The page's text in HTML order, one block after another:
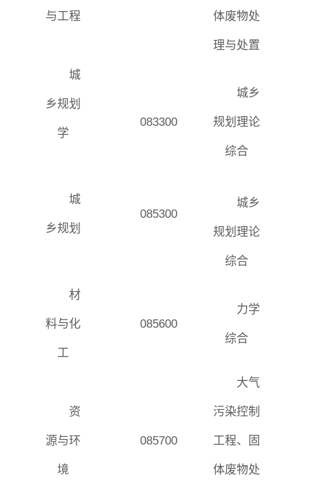
与工程 体废物处
理与处置
城
乡规划
学
083300
城乡
规划理论
综合
城
乡规划
085300
城乡
规划理论
综合
材
料与化
工
085600
力学
综合
资
源与环
境
085700
大气
污染控制
工程、固
体废物处